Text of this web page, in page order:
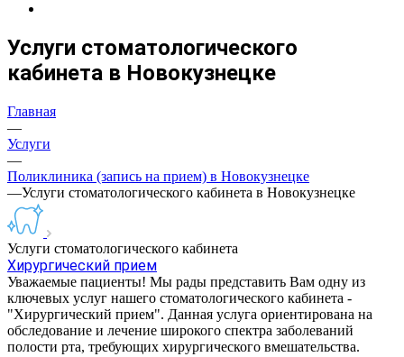
Услуги стоматологического
кабинета в Новокузнецке
Главная
—
Услуги
—
Поликлиника (запись на прием) в Новокузнецке
—Услуги стоматологического кабинета в Новокузнецке
Услуги стоматологического кабинета
Хирургический прием
Уважаемые пациенты! Мы рады представить Вам одну из
ключевых услуг нашего стоматологического кабинета -
"Хирургический прием". Данная услуга ориентирована на
обследование и лечение широкого спектра заболеваний
полости рта, требующих хирургического вмешательства.